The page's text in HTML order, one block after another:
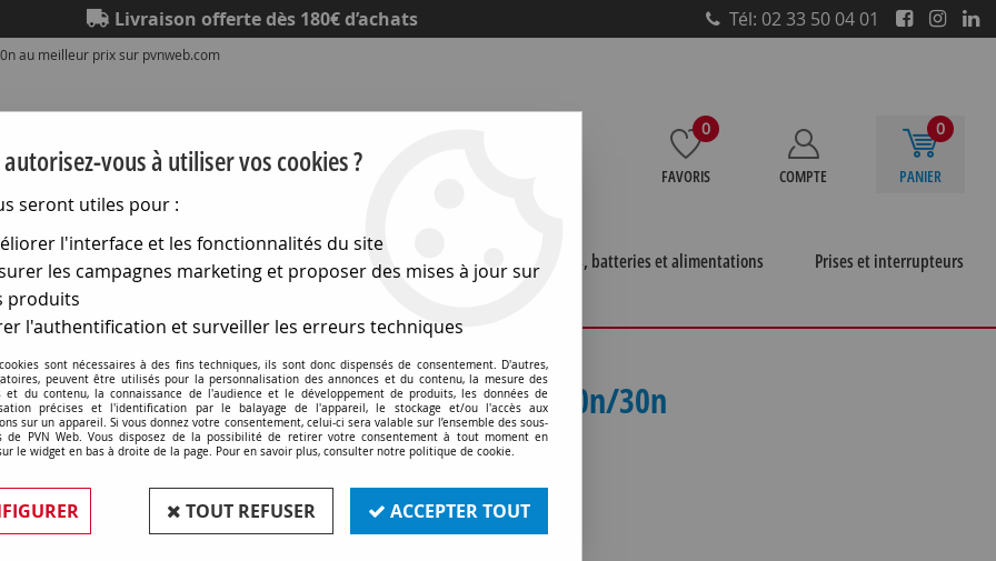
Livraison offerte dès 180€ d’achats Tél: 02 33 50 04 01
au meilleur prix sur pvnweb.com
0
FAVORIS COMPTE
0
PANIER
Eclairage Matériel électrique Outillage Piles, batteries et alimentations
Prises et interrupteurs
de soudage
30n
pour stations de soudage vtscc10n/20n/30n
vous à utiliser vos cookies ?
seront utiles pour :
l'interface et les fonctionnalités du site
les campagnes marketing et proposer des mises à jour sur
produits
l'authentification et surveiller les erreurs techniques
sont nécessaires à des fins techniques, ils sont donc dispensés de consentement. D'autres,
peuvent être utilisés pour la personnalisation des annonces et du contenu, la mesure des
et du contenu, la connaissance de l'audience et le développement de produits, les données de
précises et l'identification par le balayage de l'appareil, le stockage et/ou l'accès aux
sur un appareil. Si vous donnez votre consentement, celui-ci sera valable sur l’ensemble des sous-
de PVN Web. Vous disposez de la possibilité de retirer votre consentement à tout moment en
le widget en bas à droite de la page. Pour en savoir plus, consulter notre politique de cookie.
TOUT REFUSER ACCEPTER TOUT